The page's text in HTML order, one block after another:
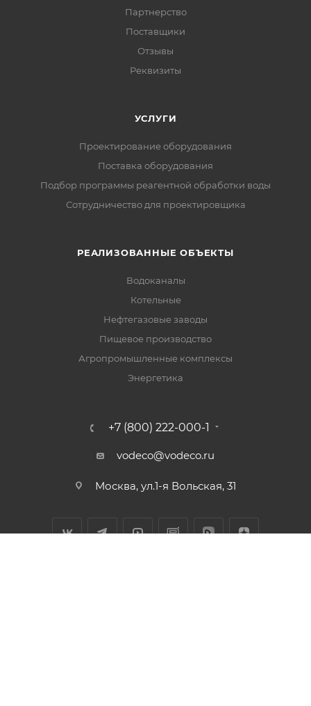
Партнерство
Поставщики
Отзывы
Реквизиты
УСЛУГИ
Проектирование оборудования
Поставка оборудования
Подбор программы реагентной обработки воды
Сотрудничество для проектировщика
РЕАЛИЗОВАННЫЕ ОБЪЕКТЫ
Водоканалы
Котельные
Нефтегазовые заводы
Пищевое производство
Агропромышленные комплексы
Энергетика
+7 (800) 222-000-1
vodeco@vodeco.ru
Москва, ул.1-я Вольская, 31